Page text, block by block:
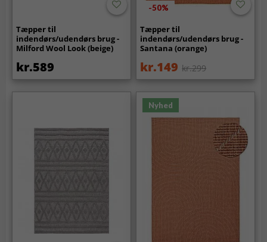
Tæpper til
indendørs/udendørs brug -
Milford Wool Look (beige)
kr.589
-50%
Tæpper til
indendørs/udendørs brug -
Santana (orange)
kr.149 kr.299
Nyhed